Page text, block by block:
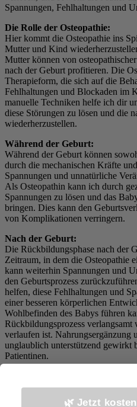
Spannungen, Fehlhaltungen und
Die Rolle der Osteopathie:
Hier kommt die Osteopathie ins
Mutter und Kind
Mutter können von
nach der Geburt profitieren. Die
Therapieform, die sich auf die
Fehlhaltungen und Blockaden im
manuelle Techniken helfe ich dir
diese Störungen zu lösen und die
wiederherzustellen.
Während der Geburt:
Während der Geburt können
durch die mechanischen Kräfte
Spannungen und unnatürliche
Als Osteopathin kann ich durch
Spannungen zu lösen und das
bringen. Dies kann den
von Komplikationen verringern.
Nach der Geburt:
Die Rückbildungsphase nach der
Zeitraum, in dem die Osteopathie
kann weiterhin Spannungen und
den Geburtsprozess
helfen, diese Fehlhaltungen und
einer besseren körperlichen
Wohlbefinden des Babys führen
Rückbildungsprozess
verlaufen ist. Nahrungsergänzung
unglaublich unterstützend gewirkt
Patientinen.
Die Geburt sollte eine natürliche
Mutter und Kind sein. Leider ist
🌿 Jetzt